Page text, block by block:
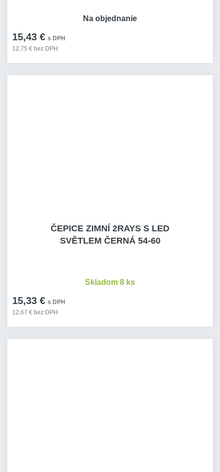
15,43 € s DPH
12,75 € bez DPH
Na objednanie
ČEPICE ZIMNÍ 2RAYS S LED
SVĚTLEM ČERNÁ 54-60
15,33 € s DPH
12,67 € bez DPH
Skladom 8 ks